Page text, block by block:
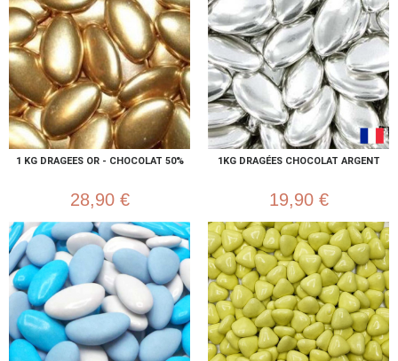
1 KG DRAGEES OR - CHOCOLAT 50%
28,90 €
1KG DRAGÉES CHOCOLAT ARGENT
19,90 €